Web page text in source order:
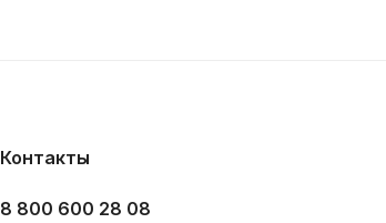
Контакты
8 800 600 28 08